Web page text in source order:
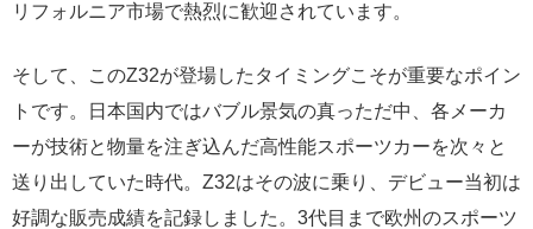
リフォルニア市場で熱烈に歓迎されています。
そして、このZ32が登場したタイミングこそが重要なポイン
トです。日本国内ではバブル景気の真っただ中、各メーカ
ーが技術と物量を注ぎ込んだ高性能スポーツカーを次々と
送り出していた時代。Z32はその波に乗り、デビュー当初は
好調な販売成績を記録しました。3代目まで欧州のスポーツ